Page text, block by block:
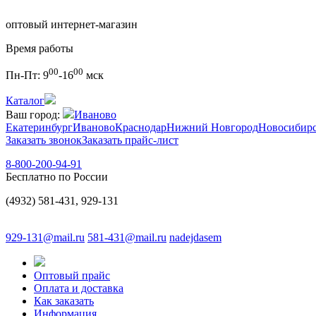
оптовый интернет-магазин
Время работы
Пн-Пт: 900-1600 мск
Каталог
Ваш город:
Иваново
ЕкатеринбургИвановоКраснодарНижний Новгород
Заказать звонокЗаказать прайс-лист
8-800-200-94-91
Бесплатно по России
(4932) 581-431, 929-131
929-131@mail.ru 581-431@mail.ru nadejdasem
Оптовый прайс
Оплата и доставка
Как заказать